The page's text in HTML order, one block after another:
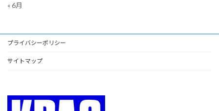
« 6月
プライバシーポリシー
サイトマップ